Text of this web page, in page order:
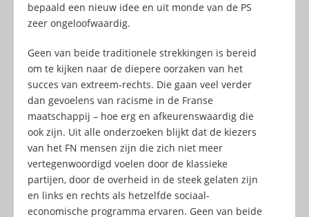
bepaald een nieuw idee en uit monde van de PS
zeer ongeloofwaardig.
Geen van beide traditionele strekkingen is bereid
om te kijken naar de diepere oorzaken van het
succes van extreem-rechts. Die gaan veel verder
dan gevoelens van racisme in de Franse
maatschappij – hoe erg en afkeurenswaardig die
ook zijn. Uit alle onderzoeken blijkt dat de kiezers
van het FN mensen zijn die zich niet meer
vertegenwoordigd voelen door de klassieke
partijen, door de overheid in de steek gelaten zijn
en links en rechts als hetzelfde sociaal-
economische programma ervaren. Geen van beide